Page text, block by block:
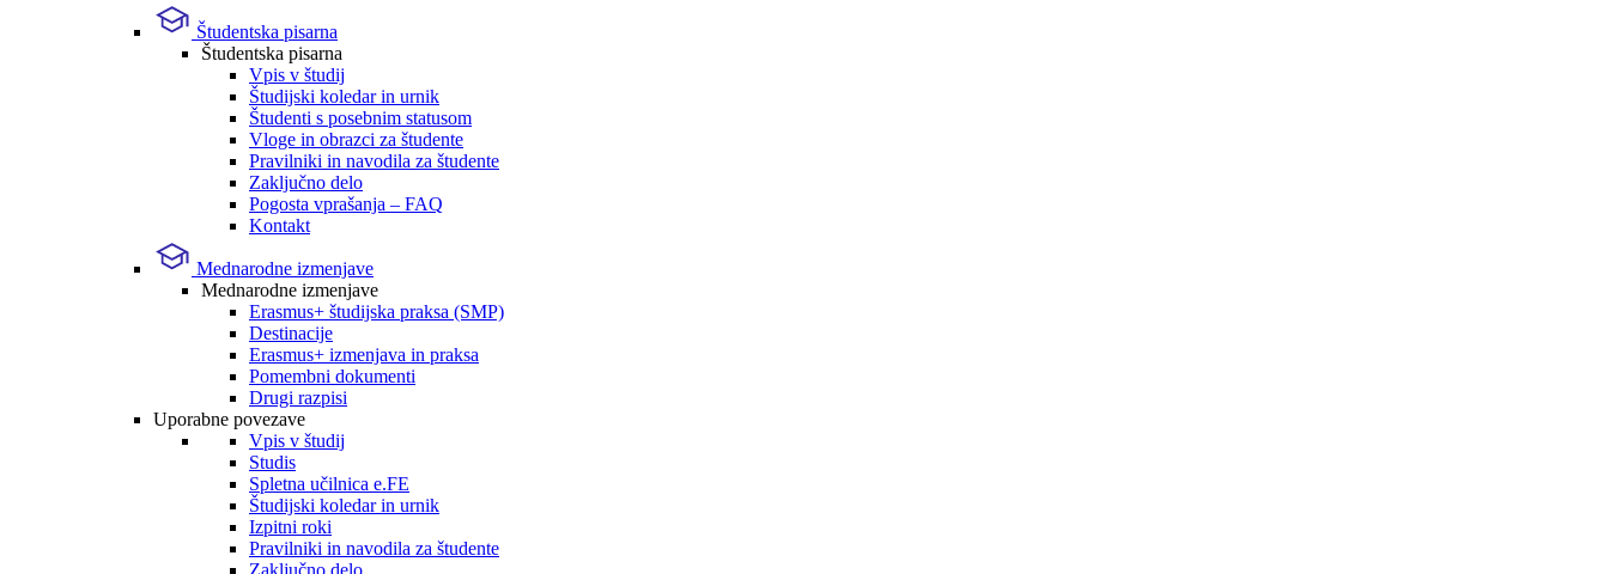
Študentska pisarna
Študentska pisarna
Vpis v študij
Študijski koledar in urnik
Študenti s posebnim statusom
Vloge in obrazci za študente
Pravilniki in navodila za študente
Zaključno delo
Pogosta vprašanja – FAQ
Kontakt
Mednarodne izmenjave
Mednarodne izmenjave
Erasmus+ študijska praksa (SMP)
Destinacije
Erasmus+ izmenjava in praksa
Pomembni dokumenti
Drugi razpisi
Uporabne povezave
Vpis v študij
Studis
Spletna učilnica e.FE
Študijski koledar in urnik
Izpitni roki
Pravilniki in navodila za študente
Zaključno delo